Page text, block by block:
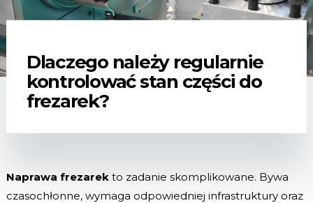
Dlaczego należy regularnie
kontrolować stan części do
frezarek?
Naprawa frezarekto zadanie skomplikowane. Bywa
czasochłonne, wymaga odpowiedniej infrastruktury oraz